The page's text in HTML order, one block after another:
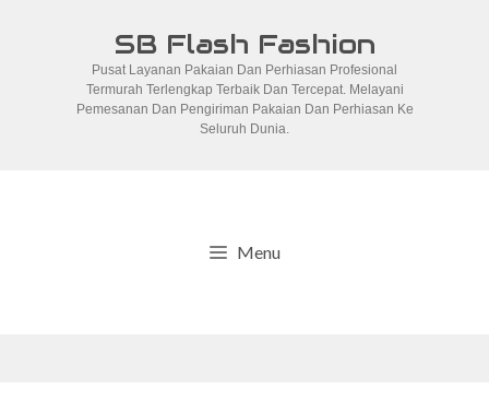
SB Flash Fashion
Pusat Layanan Pakaian Dan Perhiasan Profesional
Termurah Terlengkap Terbaik Dan Tercepat. Melayani
Pemesanan Dan Pengiriman Pakaian Dan Perhiasan Ke
Seluruh Dunia.
Menu